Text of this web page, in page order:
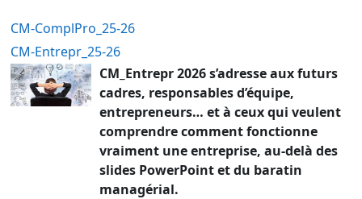
CM-ComplPro_25-26
CM-Entrepr_25-26
CM_Entrepr 2026 s’adresse aux futurs
cadres, responsables d’équipe,
entrepreneurs… et à ceux qui veulent
comprendre comment fonctionne
vraiment une entreprise, au-delà des
slides PowerPoint et du baratin
managérial.